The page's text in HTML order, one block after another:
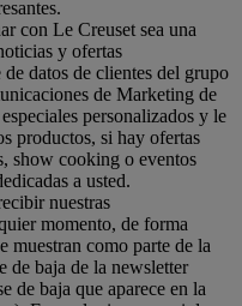
con Le Creuset sea una
y ofertas
datos de clientes del grupo
de Marketing de
personalizados y le
productos, si hay ofertas
show cooking o eventos
a usted.
nuestras
momento, de forma
muestran como parte de la
de baja de la newsletter
de baja que aparece en la